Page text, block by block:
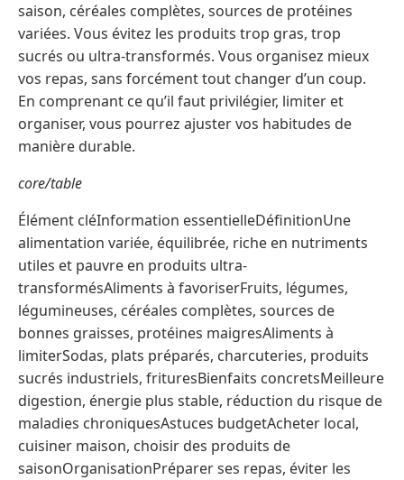
saison, céréales complètes, sources de protéines
variées. Vous évitez les produits trop gras, trop
sucrés ou ultra-transformés. Vous organisez mieux
vos repas, sans forcément tout changer d’un coup.
En comprenant ce qu’il faut privilégier, limiter et
organiser, vous pourrez ajuster vos habitudes de
manière durable.
core/table
Élément cléInformation essentielleDéfinitionUne
alimentation variée, équilibrée, riche en nutriments
utiles et pauvre en produits ultra-
transformésAliments à favoriserFruits, légumes,
légumineuses, céréales complètes, sources de
bonnes graisses, protéines maigresAliments à
limiterSodas, plats préparés, charcuteries, produits
sucrés industriels, frituresBienfaits concretsMeilleure
digestion, énergie plus stable, réduction du risque de
maladies chroniquesAstuces budgetAcheter local,
cuisiner maison, choisir des produits de
saisonOrganisationPréparer ses repas, éviter les